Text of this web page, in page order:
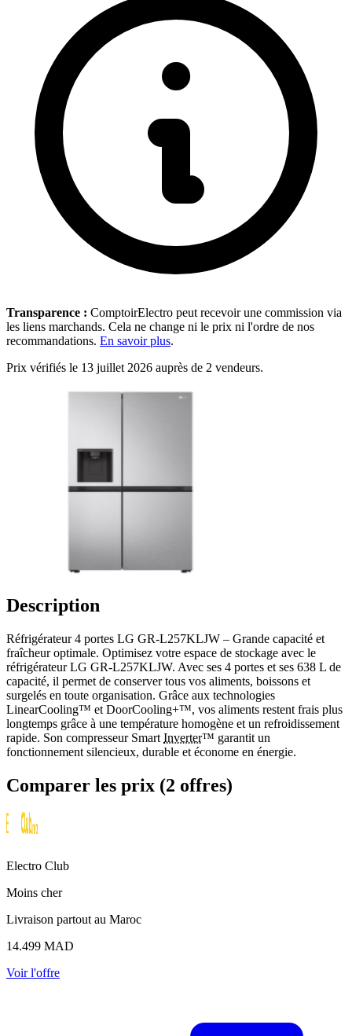
Transparence : ComptoirElectro peut recevoir une commission via
les liens marchands. Cela ne change ni le prix ni l'ordre de nos
recommandations. En savoir plus.
Prix vérifiés le 13 juillet 2026 auprès de 2 vendeurs.
Description
Réfrigérateur 4 portes LG GR‑L257KLJW – Grande capacité et
fraîcheur optimale. Optimisez votre espace de stockage avec le
réfrigérateur LG GR‑L257KLJW. Avec ses 4 portes et ses 638 L de
capacité, il permet de conserver tous vos aliments, boissons et
surgelés en toute organisation. Grâce aux technologies
LinearCooling™ et DoorCooling+™, vos aliments restent frais plus
longtemps grâce à une température homogène et un refroidissement
rapide. Son compresseur Smart Inverter™ garantit un
fonctionnement silencieux, durable et économe en énergie.
Comparer les prix (2 offres)
Electro Club
Moins cher
Livraison partout au Maroc
14.499 MAD
Voir l'offre